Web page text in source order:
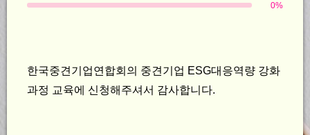
0%
한국중견기업연합회의 중견기업 ESG대응역량 강화
과정 교육에 신청해주셔서 감사합니다.